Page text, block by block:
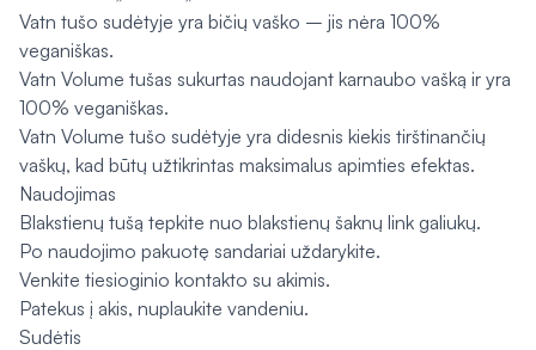
Vatn tušo sudėtyje yra bičių vaško – jis nėra 100%
veganiškas.
Vatn Volume tušas sukurtas naudojant karnaubo vašką ir yra
100% veganiškas.
Vatn Volume tušo sudėtyje yra didesnis kiekis tirštinančių
vaškų, kad būtų užtikrintas maksimalus apimties efektas.
Naudojimas
Blakstienų tušą tepkite nuo blakstienų šaknų link galiukų.
Po naudojimo pakuotę sandariai uždarykite.
Venkite tiesioginio kontakto su akimis.
Patekus į akis, nuplaukite vandeniu.
Sudėtis